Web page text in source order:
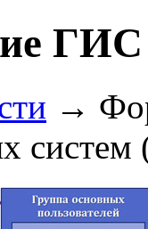
ГИС
→
систем